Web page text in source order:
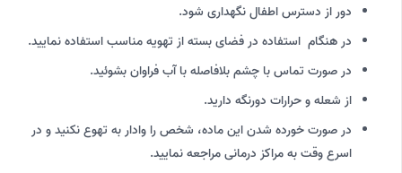
دور از دسترس اطفال نگهداری شود.
در هنگام استفاده در فضای بسته از تهویه مناسب استفاده نمایید.
در صورت تماس با چشم بلافاصله با آب فراوان بشوئید.
از شعله و حرارات دورنگه دارید.
در صورت خورده شدن این ماده، شخص را وادار به تهوع نکنید و در
اسرع وقت به مراکز درمانی مراجعه نمایید.